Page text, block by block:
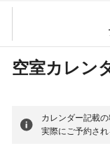
空室カレン
カレンダー記載
実際にご予約さ